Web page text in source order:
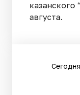
казанского
августа.